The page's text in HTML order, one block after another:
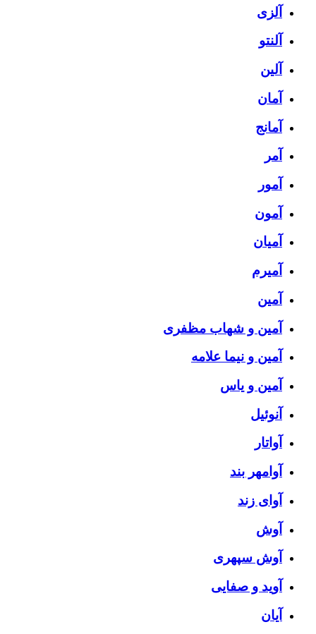
آلزی
آلنتو
آلین
آمان
آمانج
آمر
آمور
آمون
آمیان
آمیرم
آمین
آمین و شهاب مظفری
آمین و نیما علامه
آمین و یاس
آنوئیل
آواتار
آوامهر بند
آوای زند
آوش
آوش سپهری
آوید و صفایی
آیان